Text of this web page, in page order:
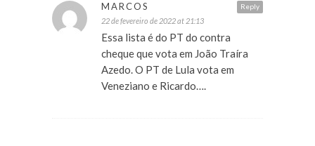
Reply
MARCOS
22 de fevereiro de 2022 at 21:13
Essa lista é do PT do contra
cheque que vota em João Traíra
Azedo. O PT de Lula vota em
Veneziano e Ricardo….